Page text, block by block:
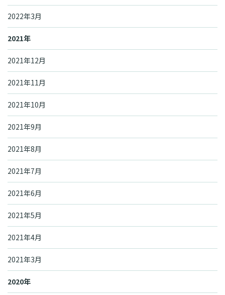
2022年3月
2021年
2021年12月
2021年11月
2021年10月
2021年9月
2021年8月
2021年7月
2021年6月
2021年5月
2021年4月
2021年3月
2020年